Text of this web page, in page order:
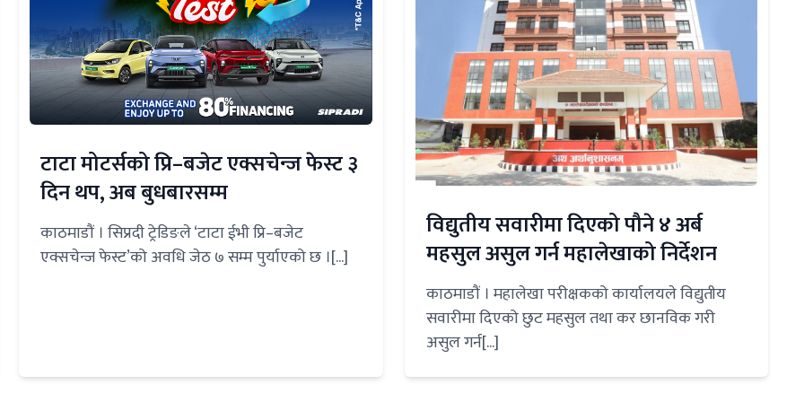
टाटा मोटर्सको प्रि–बजेट एक्सचेन्ज फेस्ट ३
दिन थप, अब बुधबारसम्म
काठमाडौं । सिप्रदी ट्रेडिङले ‘टाटा ईभी प्रि–बजेट
एक्सचेन्ज फेस्ट’को अवधि जेठ ७ सम्म पुर्याएको छ ।[...]
विद्युतीय सवारीमा दिएको पौने ४ अर्ब
महसुल असुल गर्न महालेखाको निर्देशन
काठमाडौं । महालेखा परीक्षकको कार्यालयले विद्युतीय
सवारीमा दिएको छुट महसुल तथा कर छानविक गरी
असुल गर्न[...]